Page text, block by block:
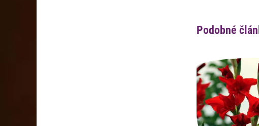
Podobné